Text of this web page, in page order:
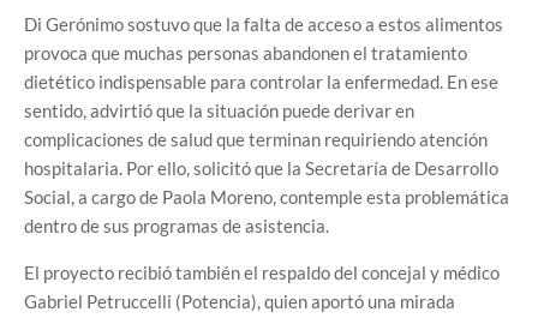
Di Gerónimo sostuvo que la falta de acceso a estos alimentos
provoca que muchas personas abandonen el tratamiento
dietético indispensable para controlar la enfermedad. En ese
sentido, advirtió que la situación puede derivar en
complicaciones de salud que terminan requiriendo atención
hospitalaria. Por ello, solicitó que la Secretaría de Desarrollo
Social, a cargo de Paola Moreno, contemple esta problemática
dentro de sus programas de asistencia.
El proyecto recibió también el respaldo del concejal y médico
Gabriel Petruccelli (Potencia), quien aportó una mirada